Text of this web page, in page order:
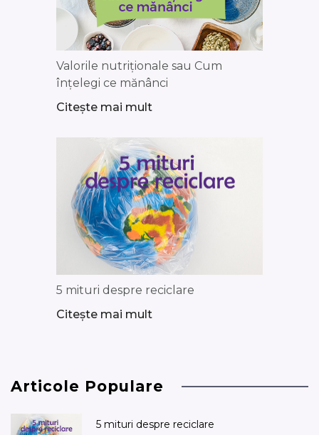
Valorile nutriționale sau Cum
înțelegi ce mănânci
Citește mai mult
5 mituri despre reciclare
Citește mai mult
Articole Populare
5 mituri despre reciclare